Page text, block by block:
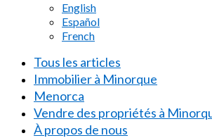
English
Español
French
Tous les articles
Immobilier à Minorque
Menorca
Vendre des propriétés à
À propos de nous